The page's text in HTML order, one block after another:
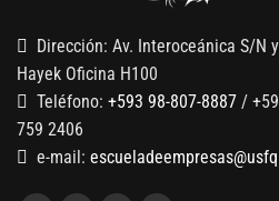
Finanzas para no financieros
Dirección: Av. Interoceánica S/N
Hayek Oficina H100
Teléfono: +593 98-807-8887 /
759 2406
e-mail: